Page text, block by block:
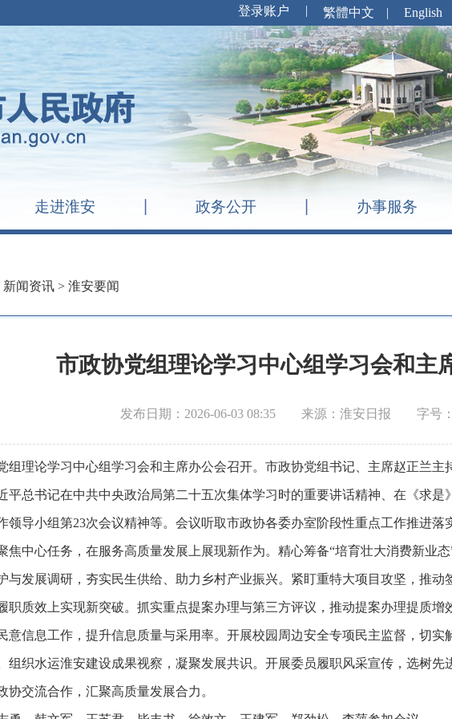
繁體中文 | English
走进淮安 政务公开 办事服务
新闻资讯 > 淮安要闻
市政协党组理论学习中心组学习会和主
发布日期：2026-06-03 08:35 来源：淮安日报 字号
组理论学习中心组学习会和主席办公会召开。市政协党组书记、主席赵正兰主
平总书记在中共中央政治局第二十五次集体学习时的重要讲话精神、在《求
领导小组第23次会议精神等。会议听取市政协各委办室阶段性重点工作推进落
焦中心任务，在服务高质量发展上展现新作为。精心筹备“培育壮大消费新业
与发展调研，夯实民生供给、助力乡村产业振兴。紧盯重特大项目攻坚，推
职质效上实现新突破。抓实重点提案办理与第三方评议，推动提案办理提质
意信息工作，提升信息质量与采用率。开展校园周边安全专项民主监督，切
组织水运淮安建设成果视察，凝聚发展共识。开展委员履职风采宣传，选树
协交流合作，汇聚高质量发展合力。